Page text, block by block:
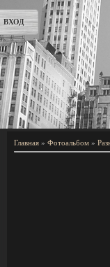
ВХОД
Главная » Фотоальбом »